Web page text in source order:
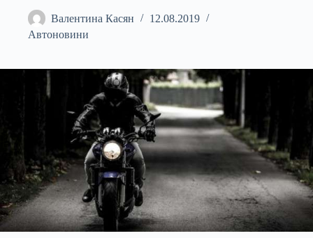
Валентина Касян
12.08.2019
Автоновини